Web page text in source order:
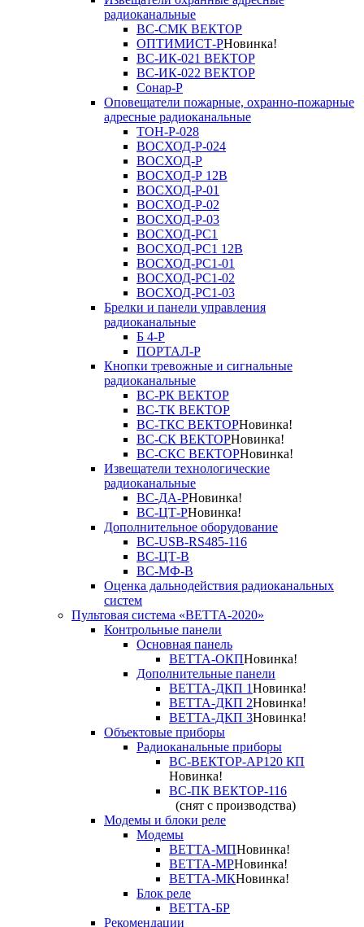
радиоканальные
ВС-СМК ВЕКТОР
ОПТИМИСТ-РНовинка!
ВС-ИК-021 ВЕКТОР
ВС-ИК-022 ВЕКТОР
Сонар-Р
Оповещатели пожарные, охранно-пожарные
адресные радиоканальные
ТОН-Р-028
ВОСХОД-Р-024
ВОСХОД-Р
ВОСХОД-Р 12В
ВОСХОД-Р-01
ВОСХОД-Р-02
ВОСХОД-Р-03
ВОСХОД-РС1
ВОСХОД-РС1 12В
ВОСХОД-РС1-01
ВОСХОД-РС1-02
ВОСХОД-РС1-03
Брелки и панели управления
радиоканальные
Б 4-Р
ПОРТАЛ-Р
Кнопки тревожные и сигнальные
радиоканальные
ВС-РК ВЕКТОР
ВС-ТК ВЕКТОР
ВС-ТКС ВЕКТОРНовинка!
ВС-СК ВЕКТОРНовинка!
ВС-СКС ВЕКТОРНовинка!
Извещатели технологические
радиоканальные
ВС-ДА-РНовинка!
ВС-ЦТ-РНовинка!
Дополнительное оборудование
ВС-USB-RS485-116
ВС-ЦТ-В
ВС-МФ-В
Оценка дальнодействия радиоканальных
систем
Пультовая система «ВЕТТА-2020»
Контрольные панели
Основная панель
ВЕТТА-ОКПНовинка!
Дополнительные панели
ВЕТТА-ДКП 1Новинка!
ВЕТТА-ДКП 2Новинка!
ВЕТТА-ДКП 3Новинка!
Объектовые приборы
Радиоканальные приборы
ВС-ВЕКТОР-АР120 КП
Новинка!
ВС-ПК ВЕКТОР-116
(снят с производства)
Модемы и блоки реле
Модемы
ВЕТТА-МПНовинка!
ВЕТТА-МРНовинка!
ВЕТТА-МКНовинка!
Блок реле
ВЕТТА-БР
Рекомендации